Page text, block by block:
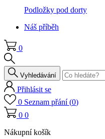
Podložky pod dorty
Náš příběh
0
Vyhledávání
Přihlásit se
0 Seznam přání (0)
0 0
Nákupní košík